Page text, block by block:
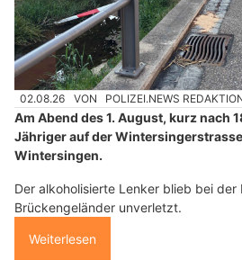
02.08.26 VON POLIZEI.NEWS
Am Abend des 1. August, kurz nach
Jähriger auf der
Wintersingen.
Der alkoholisierte Lenker blieb bei der
Brückengeländer unverletzt.
Weiterlesen